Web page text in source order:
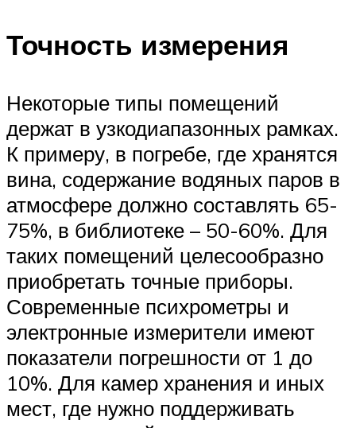
Точность измерения
Некоторые типы помещений
держат в узкодиапазонных рамках.
К примеру, в погребе, где хранятся
вина, содержание водяных паров в
атмосфере должно составлять 65-
75%, в библиотеке – 50-60%. Для
таких помещений целесообразно
приобретать точные приборы.
Современные психрометры и
электронные измерители имеют
показатели погрешности от 1 до
10%. Для камер хранения и иных
мест, где нужно поддерживать